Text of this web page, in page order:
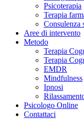
Psicoterapia
Terapia
Consulenza
Aree di intervento
Metodo
Terapia
Terapia
EMDR
Mindfulness
Ipnosi
Psicologo Online
Contattaci